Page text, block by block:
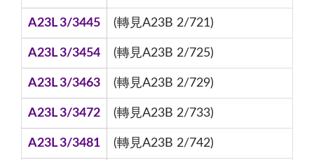
A23L 3/3445 (轉見A23B 2/721)
A23L 3/3454 (轉見A23B 2/725)
A23L 3/3463 (轉見A23B 2/729)
A23L 3/3472 (轉見A23B 2/733)
A23L 3/3481 (轉見A23B 2/742)